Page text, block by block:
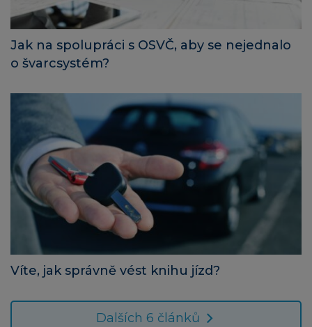
Jak na spolupráci s OSVČ, aby se nejednalo
o švarcsystém?
Víte, jak správně vést knihu jízd?
Dalších 6 článků